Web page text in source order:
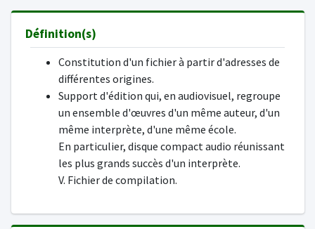
Définition(s)
Constitution d'un fichier à partir d'adresses de
différentes origines.
Support d'édition qui, en audiovisuel, regroupe
un ensemble d'œuvres d'un même auteur, d'un
même interprète, d'une même école.
En particulier, disque compact audio réunissant
les plus grands succès d'un interprète.
V. Fichier de compilation.